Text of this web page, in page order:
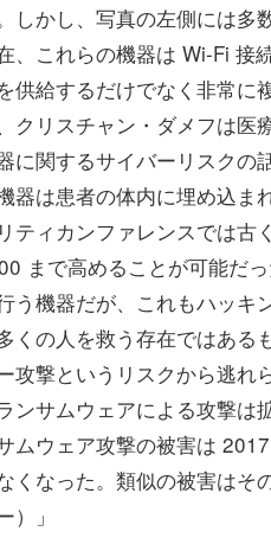
しかし、写真の左側には
、これらの機器は Wi-Fi 接
供給するだけでなく非常に
リスチャン・ダメフは医
に関するサイバーリスク
器は患者の体内に埋め込
ティカンファレンスでは
まで高めることが可能だ
う機器だが、これもハッキ
くの人を救う存在ではある
攻撃というリスクから逃
ンサムウェアによる攻撃は
ムウェア攻撃の被害は
くなった。類似の被害は
）」